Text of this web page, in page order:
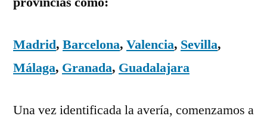
Madrid, Barcelona, Valencia, Sevilla,
Málaga, Granada, Guadalajara
Una vez identificada la avería, comenzamos a